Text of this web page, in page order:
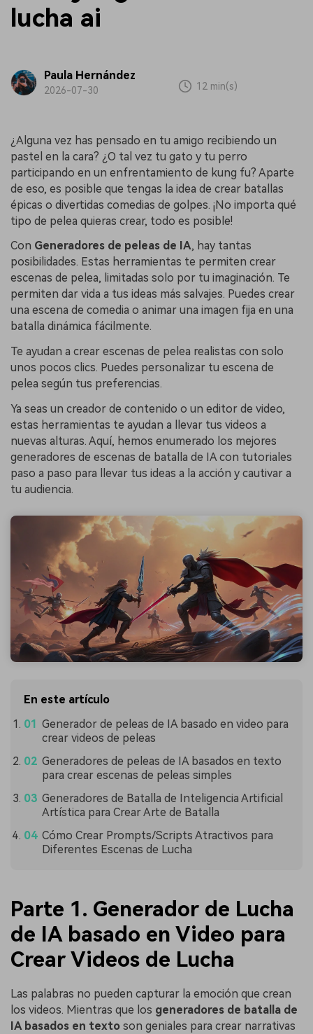
lucha ai
Paula Hernández
2026-07-30 12 min(s)
¿Alguna vez has pensado en tu amigo recibiendo un
pastel en la cara? ¿O tal vez tu gato y tu perro
participando en un enfrentamiento de kung fu? Aparte
de eso, es posible que tengas la idea de crear batallas
épicas o divertidas comedias de golpes. ¡No importa qué
tipo de pelea quieras crear, todo es posible!
Con Generadores de peleas de IA, hay tantas
posibilidades. Estas herramientas te permiten crear
escenas de pelea, limitadas solo por tu imaginación. Te
permiten dar vida a tus ideas más salvajes. Puedes crear
una escena de comedia o animar una imagen fija en una
batalla dinámica fácilmente.
Te ayudan a crear escenas de pelea realistas con solo
unos pocos clics. Puedes personalizar tu escena de
pelea según tus preferencias.
Ya seas un creador de contenido o un editor de video,
estas herramientas te ayudan a llevar tus videos a
nuevas alturas. Aquí, hemos enumerado los mejores
generadores de escenas de batalla de IA con tutoriales
paso a paso para llevar tus ideas a la acción y cautivar a
tu audiencia.
En este artículo
Generador de peleas de IA basado en video para
crear videos de peleas
Generadores de peleas de IA basados en texto
para crear escenas de peleas simples
Generadores de Batalla de Inteligencia Artificial
Artística para Crear Arte de Batalla
Cómo Crear Prompts/Scripts Atractivos para
Diferentes Escenas de Lucha
Parte 1. Generador de Lucha
de IA basado en Video para
Crear Videos de Lucha
Las palabras no pueden capturar la emoción que crean
los videos. Mientras que los generadores de batalla de
IA basados en texto son geniales para crear narrativas